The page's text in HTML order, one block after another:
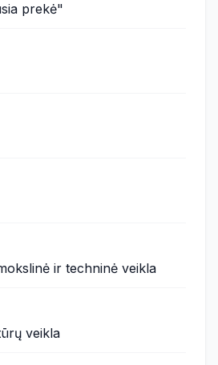
prekė"
ir techninė veikla
veikla